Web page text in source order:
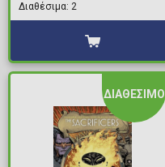
Διαθέσιμα: 2
ΔΙΑΘΕΣΙΜΟ